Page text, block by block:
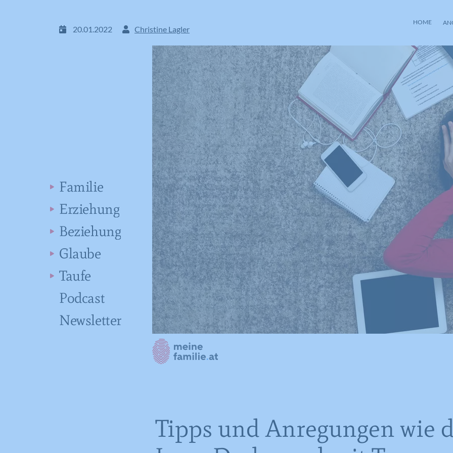
HOME
20.01.2022 Christine Lagler
Familie
Erziehung
Beziehung
Glaube
Taufe
Podcast
Newsletter
Tipps und Anregungen wie